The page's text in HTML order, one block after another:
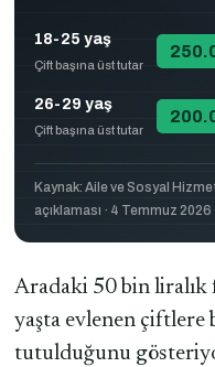
18-25 yaş
Çift başına üst tutar
26-29 yaş
Çift başına üst tutar
Kaynak: Aile ve Sosyal
açıklaması · 4 Temmuz 2026
Aradaki 50 bin liralık
yaşta evlenen
tutulduğunu